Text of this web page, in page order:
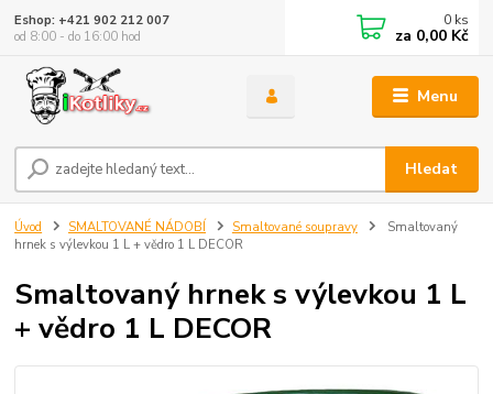
Menu
Hledat
Eshop: +421 902 212 007
od 8:00 - do 16:00 hod
0 ks
za 0,00 Kč
Úvod SMALTOVANÉ NÁDOBÍ Smaltované soupravy
Smaltovaný
hrnek s výlevkou 1 L + vědro 1 L DECOR
Smaltovaný hrnek s výlevkou 1 L
+ vědro 1 L DECOR